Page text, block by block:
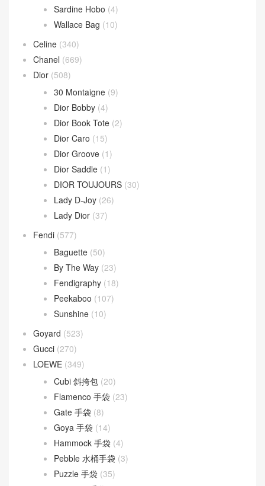
Sardine Hobo (4)
Wallace Bag (10)
Celine (340)
Chanel (669)
Dior (508)
30 Montaigne (9)
Dior Bobby (4)
Dior Book Tote (2)
Dior Caro (15)
Dior Groove (1)
Dior Saddle (1)
DIOR TOUJOURS (30)
Lady D-Joy (26)
Lady Dior (37)
Fendi (577)
Baguette (50)
By The Way (23)
Fendigraphy (18)
Peekaboo (107)
Sunshine (10)
Goyard (523)
Gucci (270)
LOEWE (349)
Cubi 斜挎包 (20)
Flamenco 手袋 (23)
Gate 手袋 (8)
Goya 手袋 (14)
Hammock 手袋 (4)
Pebble 水桶手袋 (3)
Puzzle 手袋 (35)